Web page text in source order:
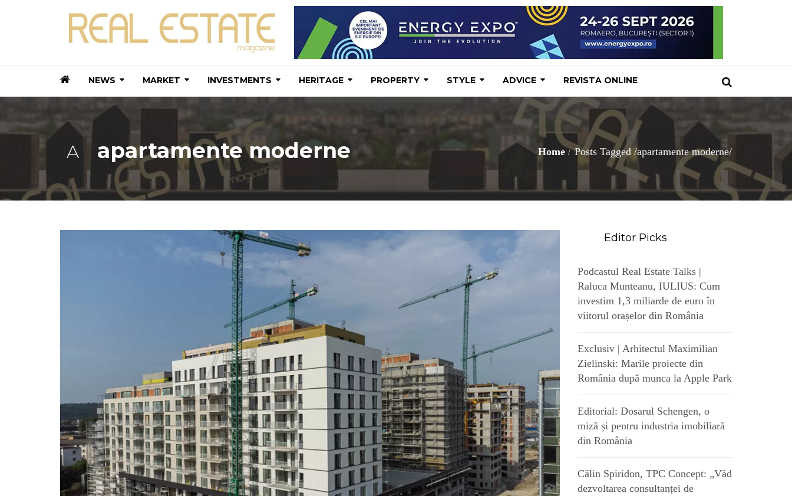
NEWS MARKET INVESTMENTS HERITAGE PROPERTY STYLE ADVICE REVISTA ONLINE
A apartamente moderne Home Posts Tagged /apartamente moderne/
Editor Picks
Podcastul Real Estate Talks |
Raluca Munteanu, IULIUS: Cum
investim 1,3 miliarde de euro în
viitorul orașelor din România
Exclusiv | Arhitectul Maximilian
Zielinski: Marile proiecte din
România după munca la Apple Park
Editorial: Dosarul Schengen, o
miză și pentru industria imobiliară
din România
Călin Spiridon, TPC Concept: „Văd
dezvoltarea consultanței de